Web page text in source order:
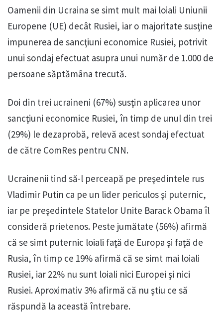
Oamenii din Ucraina se simt mult mai loiali Uniunii
Europene (UE) decât Rusiei, iar o majoritate susţine
impunerea de sancţiuni economice Rusiei, potrivit
unui sondaj efectuat asupra unui număr de 1.000 de
persoane săptămâna trecută.
Doi din trei ucraineni (67%) susţin aplicarea unor
sancţiuni economice Rusiei, în timp de unul din trei
(29%) le dezaprobă, relevă acest sondaj efectuat
de către ComRes pentru CNN.
Ucrainenii tind să-l perceapă pe preşedintele rus
Vladimir Putin ca pe un lider periculos şi puternic,
iar pe preşedintele Statelor Unite Barack Obama îl
consideră prietenos. Peste jumătate (56%) afirmă
că se simt puternic loiali faţă de Europa şi faţă de
Rusia, în timp ce 19% afirmă că se simt mai loiali
Rusiei, iar 22% nu sunt loiali nici Europei şi nici
Rusiei. Aproximativ 3% afirmă că nu ştiu ce să
răspundă la această întrebare.